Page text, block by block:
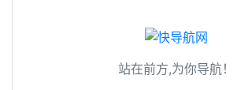
站在前方,为你导航！